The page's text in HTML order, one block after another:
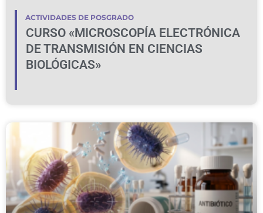
ACTIVIDADES DE POSGRADO
CURSO «MICROSCOPÍA ELECTRÓNICA
DE TRANSMISIÓN EN CIENCIAS
BIOLÓGICAS»